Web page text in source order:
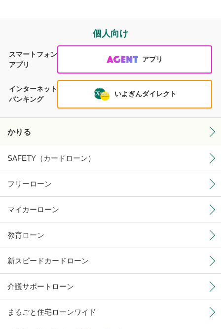
個人向け
スマートフォン
アプリ
アプリ
インターネット
バンキング
いよぎんダイレクト
かりる
SAFETY（カードローン）
フリーローン
マイカーローン
教育ローン
新スピードカードローン
介護サポートローン
まるごと住宅ローンワイド